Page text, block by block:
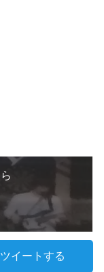
ツイートする